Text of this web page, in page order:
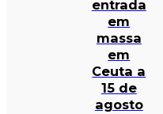
entrada
em
massa
em
Ceuta a
15 de
agosto